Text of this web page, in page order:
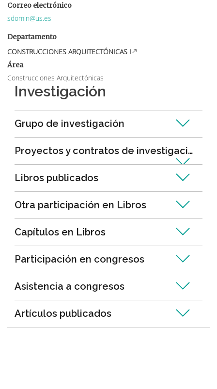
Correo electrónico
sdomin@us.es
Departamento
CONSTRUCCIONES ARQUITECTÓNICAS I
Área
Construcciones Arquitectónicas
Investigación
Grupo de investigación
Proyectos y contratos de investigación
Libros publicados
Otra participación en Libros
Capítulos en Libros
Participación en congresos
Asistencia a congresos
Artículos publicados